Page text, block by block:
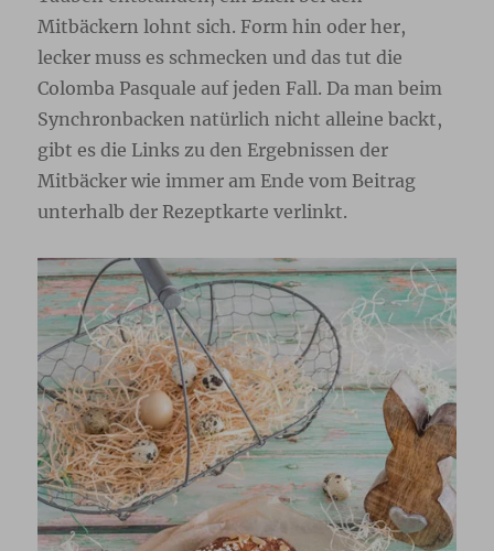
Mitbäckern lohnt sich. Form hin oder her,
lecker muss es schmecken und das tut die
Colomba Pasquale auf jeden Fall. Da man beim
Synchronbacken natürlich nicht alleine backt,
gibt es die Links zu den Ergebnissen der
Mitbäcker wie immer am Ende vom Beitrag
unterhalb der Rezeptkarte verlinkt.